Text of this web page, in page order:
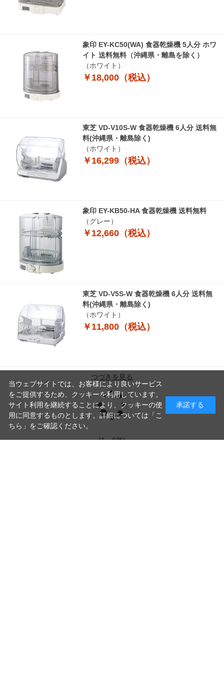
象印 EY-KC50(WA) 食器乾燥機 5人分 ホワ
イト 送料無料（沖縄県・離島を除く）
（ホワイト）
￥18,000（税込）
東芝 VD-V10S-W 食器乾燥機 6人分 送料無
料(沖縄県・離島除く)
（ホワイト）
￥16,299（税込）
象印 EY-KB50-HA 食器乾燥機 送料無料
（グレー）
￥12,660（税込）
東芝 VD-V5S-W 食器乾燥機 6人分 送料無
料(沖縄県・離島除く)
（ホワイト）
￥11,800（税込）
つづきを見る
読
み
[1～8件]
当ウェブサイトでは、お客様により良いサービス
をご提供するため、クッキーを利用しています。
サイト利用を継続することにより、クッキーの使
用に同意するものとします。詳細については「 こ
ちら 」をご確認ください。
承諾する